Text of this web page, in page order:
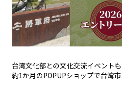
台湾文化部との文化交流イベント
約1か月のPOPUPショップで台湾